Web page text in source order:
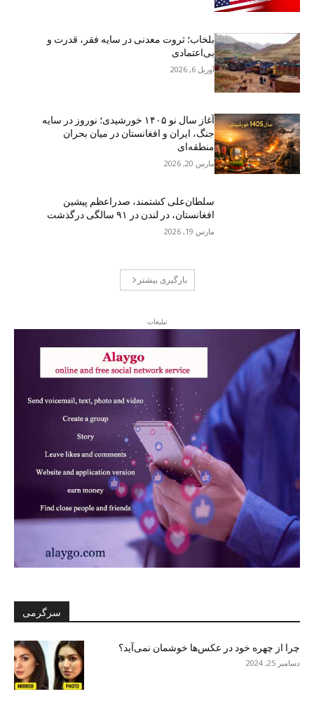
بلخاب؛ ثروت معدنی در سایه فقر، قدرت و
بی‌اعتمادی
آوریل 6, 2026
آغاز سال نو ۱۴۰۵ خورشیدی؛ نوروز در سایه
جنگ، ایران و افغانستان در میان بحران
منطقه‌ای
مارس 20, 2026
سلطان‌علی کشتمند، صدراعظم پیشین
افغانستان، در لندن در ۹۱ سالگی درگذشت
مارس 19, 2026
بارگیری بیشتر
تبلیغات
سرگرمی
چرا از چهره خود در عکس‌ها خوشمان نمی‌آید؟
دسامبر 25, 2024